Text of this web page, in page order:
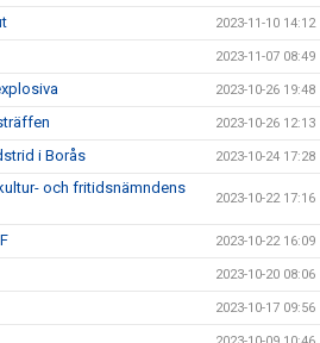
2023-11-10 14:12
2023-11-07 08:49
2023-10-26 19:48
2023-10-26 12:13
i Borås 2023-10-24 17:28
och fritidsnämndens
2023-10-22 17:16
2023-10-22 16:09
2023-10-20 08:06
2023-10-17 09:56